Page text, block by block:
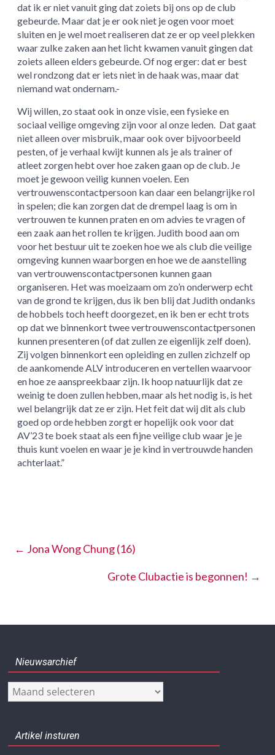
dat ik er niet vanuit ging dat zoiets bij ons op de club
gebeurde. Maar dat je er ook niet je ogen voor moet
sluiten en je wel moet realiseren dat ze er op veel plekken
waar zulke zaken aan het licht kwamen vanuit gingen dat
zoiets alleen elders gebeurde. Of nog erger: dat er best
wel rondzong dat er iets niet in de haak was, maar dat
niemand wat ondernam.-
Wij willen, zo staat ook in onze visie, een fysieke en
sociaal veilige omgeving zijn voor al onze leden. Dat gaat
niet alleen over misbruik, maar ook over bijvoorbeeld
pesten, of je verhaal kwijt kunnen als je als trainer of
atleet zorgen hebt over hoe zaken gaan op de club. Je
moet je gewoon veilig kunnen voelen. Een
vertrouwenscontactpersoon kan daar een belangrijke rol
in spelen; die kan zorgen dat de drempel laag is om in
vertrouwen te kunnen praten en om advies te vragen of
een zaak aan het rollen te krijgen. Judith bood aan om
voor het bestuur uit te zoeken hoe we als club die veilige
omgeving kunnen waarborgen en hoe we de aanstelling
van vertrouwenscontactpersonen kunnen gaan
organiseren. Het was moeizaam om zo’n onderwerp echt
van de grond te krijgen, dus ik ben blij dat Judith ondanks
de hobbels toch heeft doorgezet, en ik ben er echt trots
op dat we binnenkort twee vertrouwenscontactpersonen
kunnen presenteren (of dat zullen ze eigenlijk zelf doen).
Zij volgen binnenkort een opleiding en zullen zichzelf op
de aankomende ALV introduceren en vertellen waarvoor
en hoe ze aanspreekbaar zijn. Ik hoop natuurlijk dat ze
weinig te doen zullen hebben, maar als het nodig is, is het
wel belangrijk dat ze er zijn. Het feit dat wij dit als club
goed op orde hebben zorgt er hopelijk ook voor dat
AV’23 te boek staat als een fijne veilige club waar je je
thuis kunt voelen en waar je je kind in vertrouwde handen
achterlaat.”
← Jona Wong Chung (16)
Grote Clubactie is begonnen! →
Nieuwsarchief
Nieuwsarchief
Artikel insturen